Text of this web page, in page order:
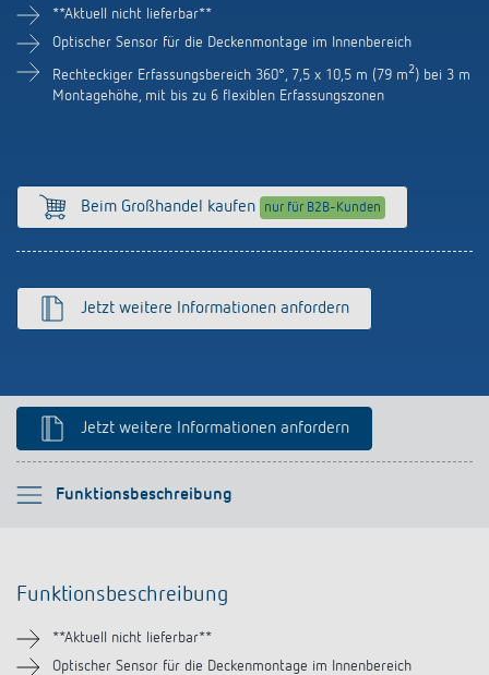
Referenzen
HEMS
Engagement
Design
Vertrieb Weltweit
Ansprechpartner OEM
Anfahrt
**Aktuell nicht lieferbar**
Optischer Sensor für die Deckenmontage im Innenbereich
Rechteckiger Erfassungsbereich 360°, 7,5 x 10,5 m (79 m2) bei 3 m
Montagehöhe, mit bis zu 6 flexiblen Erfassungszonen
Beim Großhandel kaufen nur für B2B-Kunden
Jetzt weitere Informationen anfordern
Jetzt weitere Informationen anfordern
Funktionsbeschreibung
Bitte auswählen
Technische Informationen
Downloads
Funktionsbeschreibung
**Aktuell nicht lieferbar**
Optischer Sensor für die Deckenmontage im Innenbereich